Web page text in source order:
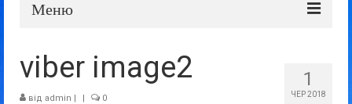
Меню
Про школу
Дошка оголошень
1
ЧЕР 2018
viber image2
від admin | | 0